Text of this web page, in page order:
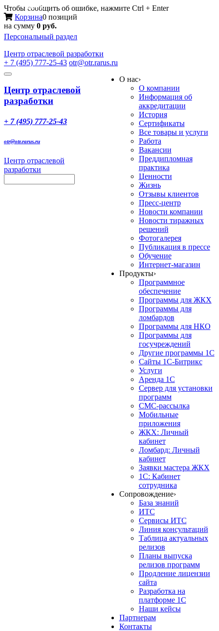
Чтобы сообщить об ошибке, нажмите Ctrl + Enter
Корзина0 позиций
на сумму 0 руб.
Персональный раздел
Центр отраслевой разработки
+ 7 (495) 777-25-43 otr@otr.rarus.ru
Toggle
Меню
Центр отраслевой
разработки
+ 7 (495) 777-25-43
otr@otr.rarus.ru
Центр отраслевой
разработки
О нас›
О компании
Информация об
аккредитации
История
Сертификаты
Все товары и услуги
Работа
Вакансии
Преддипломная
практика
Ценности
Жизнь
Отзывы клиентов
Пресс-центр
Новости компании
Новости тиражных
решений
Фотогалерея
Публикация в прессе
Обучение
Интернет-магазин
Продукты›
Программное
обеспечение
Программы для ЖКХ
Программы для
ломбардов
Программы для НКО
Программы для
госучреждений
Другие программы 1С
Сайты 1С-Битрикс
Услуги
Аренда 1С
Сервер для установки
программ
СМС-рассылка
Мобильные
приложения
ЖКХ: Личный
кабинет
Ломбард: Личный
кабинет
Заявки мастера ЖКХ
1С: Кабинет
сотрудника
Сопровождение›
База знаний
ИТС
Сервисы ИТС
Линия консультаций
Таблица актуальных
релизов
Планы выпуска
релизов программ
Продление лицензии
сайта
Разработка на
платформе 1С
Наши кейсы
Партнерам
Контакты